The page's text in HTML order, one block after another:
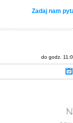
Zadaj nam
do godz.